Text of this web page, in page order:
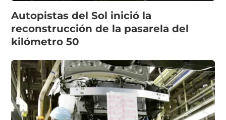
Autopistas del Sol inició la
reconstrucción de la pasarela del
kilómetro 50